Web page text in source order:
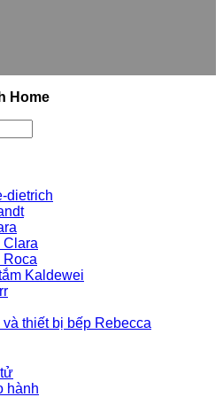
Home
dietrich
Clara
Roca
Kaldewei
thiết bị bếp Rebecca
hành